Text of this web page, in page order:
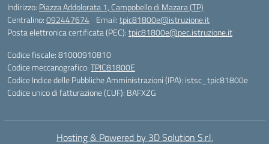
Indirizzo: Piazza Addolorata 1, Campobello di Mazara (TP)
Centralino:092447674 Email:tpic81800e@istruzione.it
Posta elettronica certificata (PEC):tpic81800e@pec.istruzione.it
Codice fiscale: 81000910810
Codice meccanografico:TPIC81800E
Codice Indice delle Pubbliche Amministrazioni (IPA): istsc_tpic81800e
Codice unico di fatturazione (CUF): BAFXZG
Hosting & Powered by 3D Solution S.r.l.